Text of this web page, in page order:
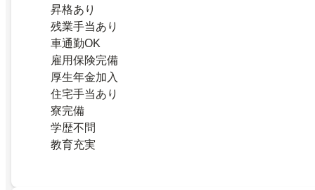
昇格あり
残業手当あり
車通勤OK
雇用保険完備
厚生年金加入
住宅手当あり
寮完備
学歴不問
教育充実